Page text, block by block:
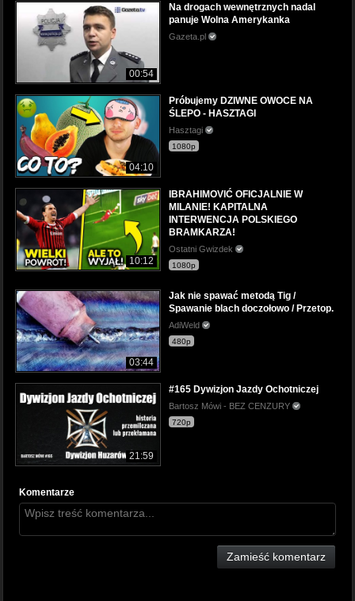
00:54
Na drogach wewnętrznych nadal
panuje Wolna Amerykanka
Gazeta.pl
04:10
Próbujemy DZIWNE OWOCE NA
ŚLEPO - HASZTAGI
Hasztagi
1080p
10:12
IBRAHIMOVIĆ OFICJALNIE W
MILANIE! KAPITALNA
INTERWENCJA POLSKIEGO
BRAMKARZA!
Ostatni Gwizdek
1080p
03:44
Jak nie spawać metodą Tig /
Spawanie blach doczołowo / Przetop.
AdiWeld
480p
21:59
#165 Dywizjon Jazdy Ochotniczej
Bartosz Mówi - BEZ CENZURY
720p
Komentarze
Zamieść komentarz